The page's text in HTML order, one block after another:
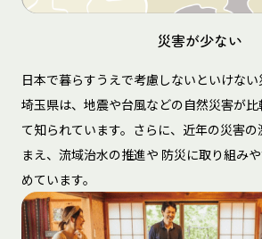
災害が少ない
日本で暮らすうえで考慮しないといけない
埼玉県は、地震や台風などの自然災害が
て知られています。さらに、近年の災害
まえ、流域治水の推進や 防災に取り組み
めています。